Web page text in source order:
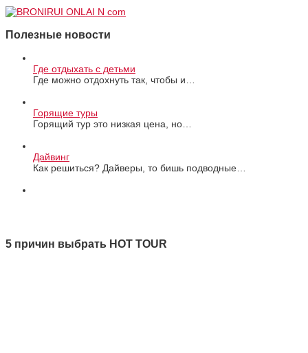
Полезные новости
Где отдыхать с детьми
Где можно отдохнуть так, чтобы и…
Горящие туры
Горящий тур это низкая цена, но…
Дайвинг
Как решиться? Дайверы, то бишь подводные…
5 причин выбрать HOT TOUR